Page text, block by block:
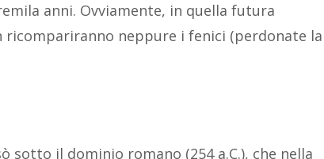
anni. Ovviamente, in quella futura
ricompariranno neppure i fenici (perdonate la
sotto il dominio romano (254 a.C.), che nella